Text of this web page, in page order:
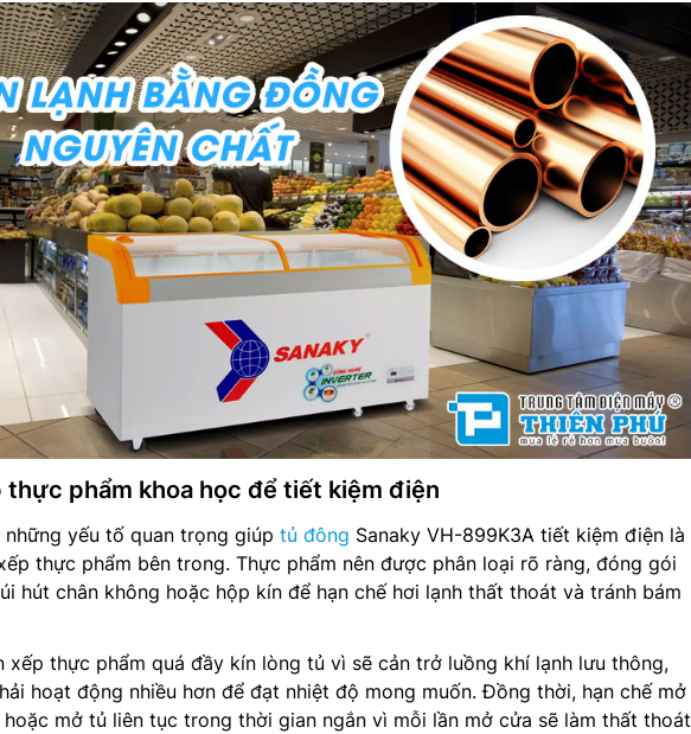
thực phẩm khoa học để tiết kiệm điện
yếu tố quan trọng giúp tủ đông Sanaky VH-899K3A tiết kiệm điện là
thực phẩm bên trong. Thực phẩm nên được phân loại rõ ràng, đóng gói
hút chân không hoặc hộp kín để hạn chế hơi lạnh thất thoát và tránh bám
xếp thực phẩm quá đầy kín lòng tủ vì sẽ cản trở luồng khí lạnh lưu thông,
hoạt động nhiều hơn để đạt nhiệt độ mong muốn. Đồng thời, hạn chế mở
hoặc mở tủ liên tục trong thời gian ngắn vì mỗi lần mở cửa sẽ làm thất thoát